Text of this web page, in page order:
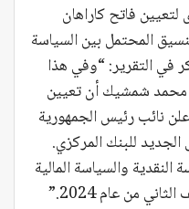
لتعيين فاتح كاراهان
المحتمل بين السياسة
في التقرير: “وفي هذا
محمد شمشيك أن تعيين
نائب رئيس الجمهورية
للبنك المركزي.
النقدية والسياسة المالية
من عام 2024.”